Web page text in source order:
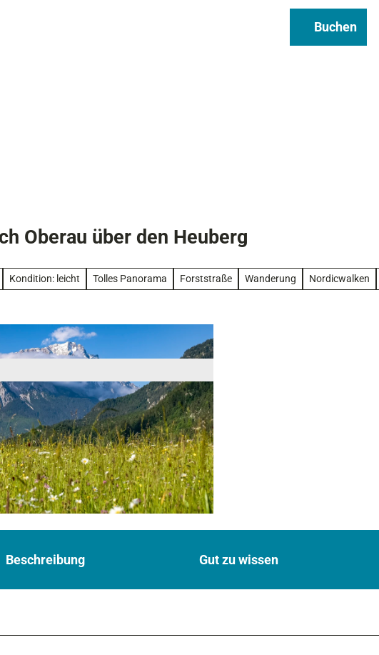
Buchen
Oberau über den Heuberg
Kondition: leicht Tolles Panorama Forststraße Wanderung Nordicwalken
Beschreibung Gut zu wissen